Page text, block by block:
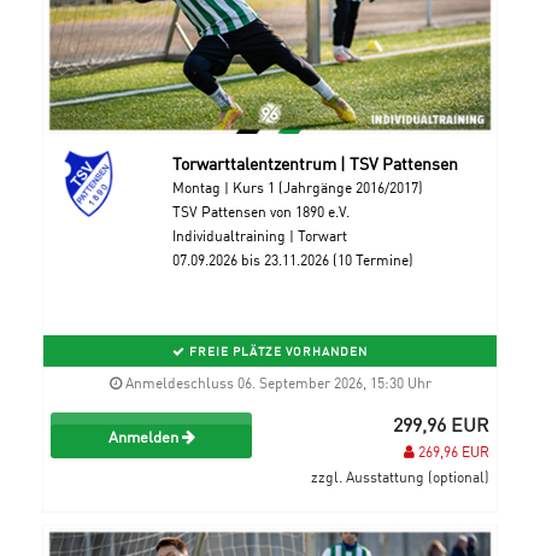
Torwarttalentzentrum | TSV Pattensen
Montag | Kurs 1 (Jahrgänge 2016/2017)
TSV Pattensen von 1890 e.V.
Individualtraining | Torwart
07.09.2026 bis 23.11.2026 (10 Termine)
FREIE PLÄTZE VORHANDEN
Anmeldeschluss 06. September 2026, 15:30 Uhr
Anmelden 299,96 EUR
269,96 EUR
zzgl. Ausstattung (optional)